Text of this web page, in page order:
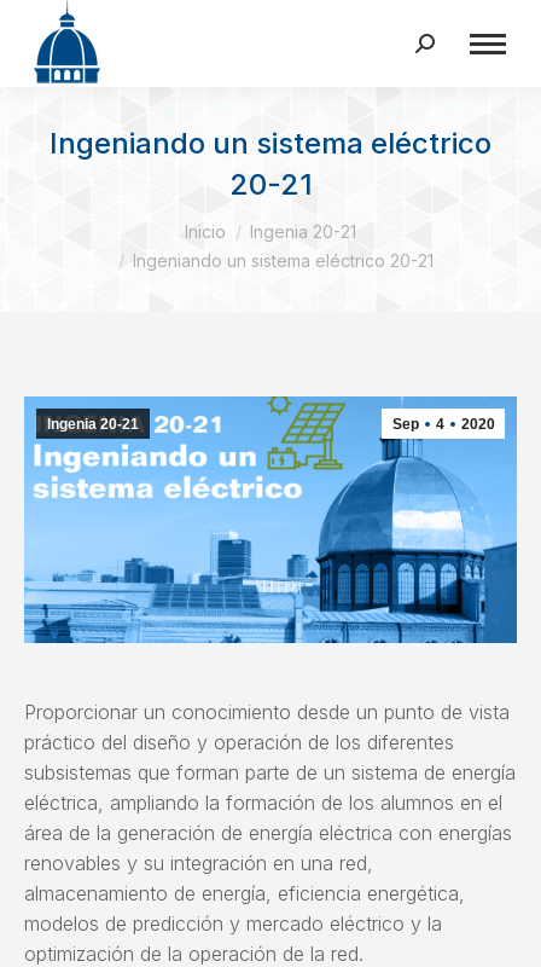
Buscar:
Ingeniando un sistema eléctrico
20-21
Inicio
Ingenia 20-21
Ingeniando un sistema eléctrico 20-21
Sep 4 2020
Ingenia 20-21
Proporcionar un conocimiento desde un punto de vista
práctico del diseño y operación de los diferentes
subsistemas que forman parte de un sistema de energía
eléctrica, ampliando la formación de los alumnos en el
área de la generación de energía eléctrica con energías
renovables y su integración en una red,
almacenamiento de energía, eficiencia energética,
modelos de predicción y mercado eléctrico y la
optimización de la operación de la red.